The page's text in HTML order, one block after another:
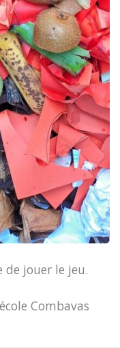
de jouer le jeu.
Combavas